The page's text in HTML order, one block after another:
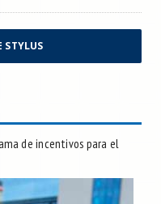
STYLUS
de incentivos para el